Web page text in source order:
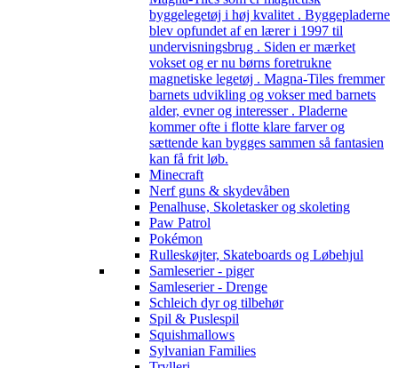
byggelegetøj i høj kvalitet . Byggepladerne
blev opfundet af en lærer i 1997 til
undervisningsbrug . Siden er mærket
vokset og er nu børns foretrukne
magnetiske legetøj . Magna-Tiles fremmer
barnets udvikling og vokser med barnets
alder, evner og interesser . Pladerne
kommer ofte i flotte klare farver og
sættende kan bygges sammen så fantasien
kan få frit løb.
Minecraft
Nerf guns & skydevåben
Penalhuse, Skoletasker og skoleting
Paw Patrol
Pokémon
Rulleskøjter, Skateboards og Løbehjul
Samleserier - piger
Samleserier - Drenge
Schleich dyr og tilbehør
Spil & Puslespil
Squishmallows
Sylvanian Families